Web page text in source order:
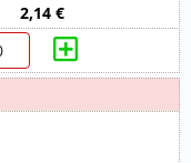
2,14 €